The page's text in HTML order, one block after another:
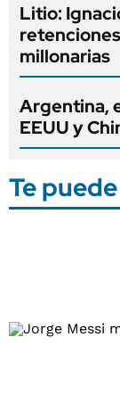
Litio:
millonarias
Argentina,
EEUU y
Te